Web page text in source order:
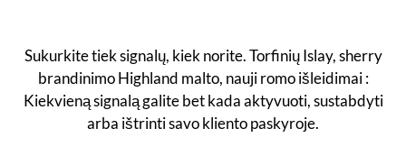
Sukurkite tiek signalų, kiek norite. Torfinių Islay, sherry
brandinimo Highland malto, nauji romo išleidimai :
Kiekvieną signalą galite bet kada aktyvuoti, sustabdyti
arba ištrinti savo kliento paskyroje.